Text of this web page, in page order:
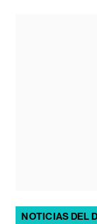
NOTICIAS DEL